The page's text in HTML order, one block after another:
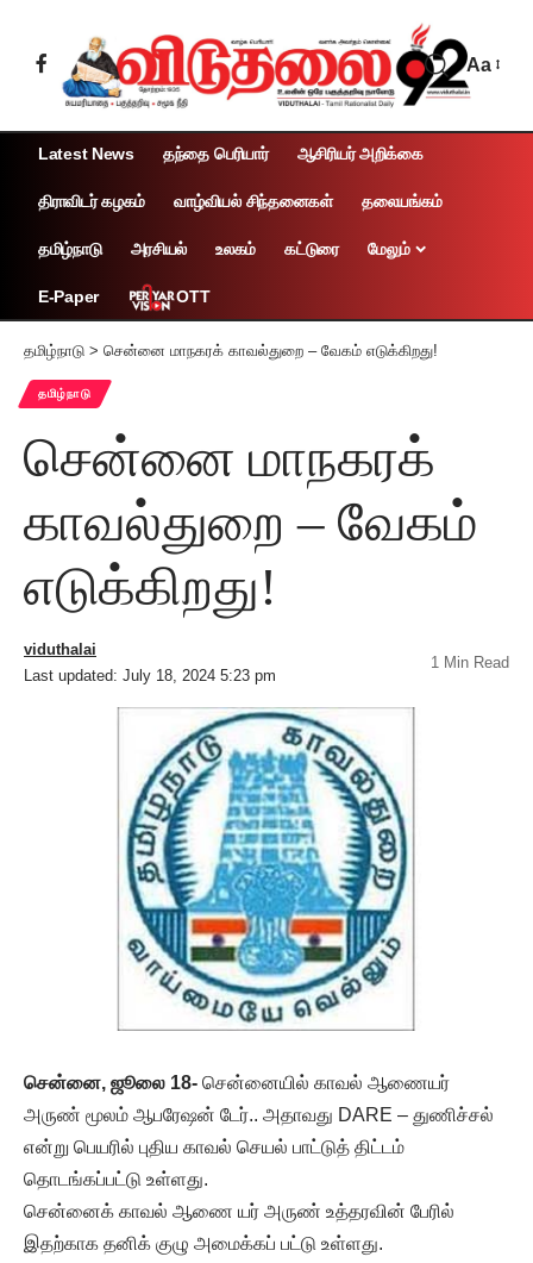
Aa
Latest News தந்தை பெரியார் ஆசிரியர் அறிக்கை
திராவிடர் கழகம் வாழ்வியல் சிந்தனைகள் தலையங்கம்
தமிழ்நாடு அரசியல் உலகம் கட்டுரை மேலும்
E-Paper OTT
தமிழ்நாடு > சென்னை மாநகரக் காவல்துறை – வேகம் எடுக்கிறது!
தமிழ்நாடு
சென்னை மாநகரக்
காவல்துறை – வேகம்
எடுக்கிறது!
Last updated: July 18, 2024 5:23 pm
viduthalai
1 Min Read
சென்னை, ஜூலை 18- சென்னையில் காவல் ஆணையர்
அருண் மூலம் ஆபரேஷன் டேர்.. அதாவது DARE – துணிச்சல்
என்று பெயரில் புதிய காவல் செயல் பாட்டுத் திட்டம்
தொடங்கப்பட்டு உள்ளது.
சென்னைக் காவல் ஆணை யர் அருண் உத்தரவின் பேரில்
இதற்காக தனிக் குழு அமைக்கப் பட்டு உள்ளது.